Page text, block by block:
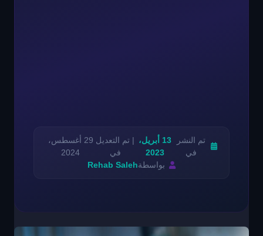
تم النشر
في
13 أبريل،
2023
| تم التعديل
في
29 أغسطس،
2024
بواسطةRehab Saleh